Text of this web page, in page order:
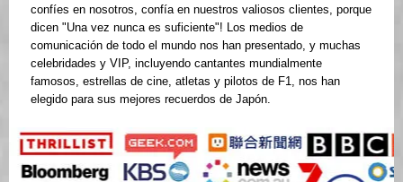
confíes en nosotros, confía en nuestros valiosos clientes, porque
dicen "Una vez nunca es suficiente"! Los medios de
comunicación de todo el mundo nos han presentado, y muchas
celebridades y VIP, incluyendo cantantes mundialmente
famosos, estrellas de cine, atletas y pilotos de F1, nos han
elegido para sus mejores recuerdos de Japón.